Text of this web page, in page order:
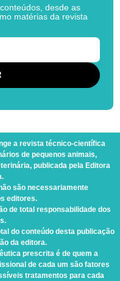
desde as
matérias da revista
a revista técnico-científica
de pequenos animais,
publicada pela Editora
são necessariamente
editores.
de total responsabilidade dos
do conteúdo desta publicação
da editora.
prescrita é de quem a
de cada um são fatores
tratamentos para cada